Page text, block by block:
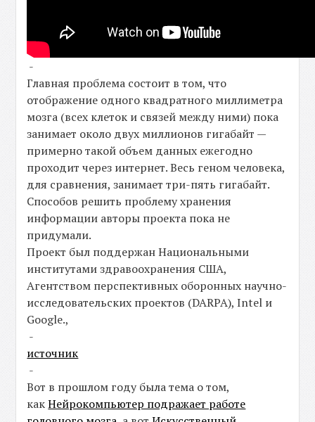
-
Главная проблема состоит в том, что
отображение одного квадратного миллиметра
мозга (всех клеток и связей между ними) пока
занимает около двух миллионов гигабайт —
примерно такой объем данных ежегодно
проходит через интернет. Весь геном человека,
для сравнения, занимает три-пять гигабайт.
Способов решить проблему хранения
информации авторы проекта пока не
придумали.
Проект был поддержан Национальными
институтами здравоохранения США,
Агентством перспективных оборонных научно-
исследовательских проектов (DARPA), Intel и
Google.,
-
источник
-
Вот в прошлом году была тема о том,
какНейрокомпьютер подражает работе